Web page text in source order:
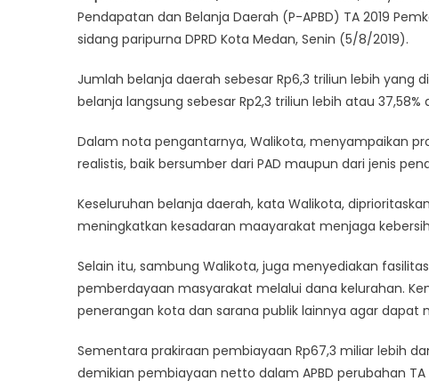
Pendapatan dan Belanja Daerah (P-APBD) TA 2019
sidang paripurna DPRD Kota Medan, Senin (5/8/2019).
Jumlah belanja daerah sebesar Rp6,3 triliun lebih
belanja langsung sebesar Rp2,3 triliun lebih atau
Dalam nota pengantarnya, Walikota, menyampaikan
realistis, baik bersumber dari PAD maupun dari jenis
Keseluruhan belanja daerah, kata Walikota,
meningkatkan kesadaran maayarakat menjaga
Selain itu, sambung Walikota, juga menyediakan
pemberdayaan masyarakat melalui dana kelurahan.
penerangan kota dan sarana publik lainnya agar dapat
Sementara prakiraan pembiayaan Rp67,3 miliar lebih
demikian pembiayaan netto dalam APBD perubahan TA